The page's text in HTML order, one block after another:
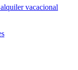
vacacional